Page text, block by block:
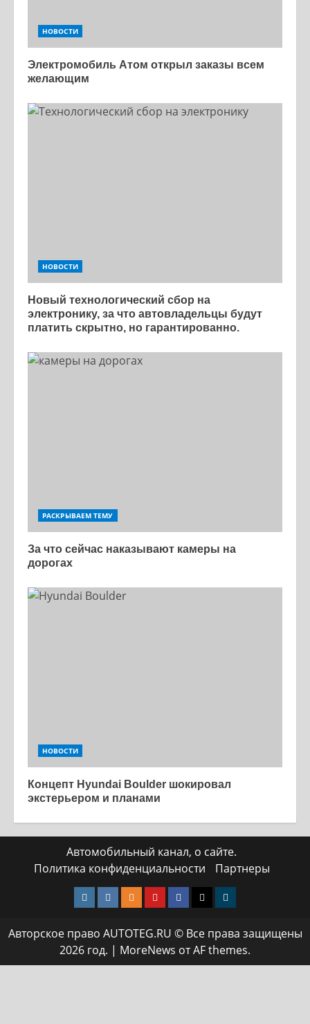
НОВОСТИ
Электромобиль Атом открыл заказы всем
желающим
НОВОСТИ
Новый технологический сбор на
электронику, за что автовладельцы будут
платить скрытно, но гарантированно.
РАСКРЫВАЕМ ТЕМУ
За что сейчас наказывают камеры на
дорогах
НОВОСТИ
Концепт Hyundai Boulder шокировал
экстерьером и планами
Автомобильный канал, о сайте.
Политика конфиденциальности
Партнеры
Instagram
VK Одноклассники
YotubeFacebook
TwitterТелеграмм
Авторское право AUTOTEG.RU © Все права защищены
2026 год. | MoreNews от AF themes.